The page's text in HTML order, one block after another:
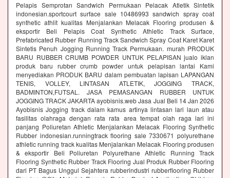
Pelapis Semprotan Sandwich Permukaan Pelacak Atletik Sintetik
indonesian.sportcourt surface sale 10486993 sandwich spray coat
synthetic athlit kualitas Menjalankan Melacak Flooring produsen &
eksportir Beli Pelapis Coat Synthetic Athletic Track Surface,
Prefabricated Rubber Running Track Sandwich Spray Coat Karet Karet
Sintetis Penuh Jogging Running Track Permukaan. murah PRODUK
BARU RUBBER CRUMB POWDER UNTUK PELAPISAN jualo iklan
produk baru rubber crumb powder untuk pelapisan lantai Kami
menyediakan PRODUK BARU dalam pembuatan lapisan LAPANGAN
TENIS, VOLLEY, LINTASAN ATLETIK, JOGGING TRACK,
BADMINTON,FUTSAL. JASA PEMASANGAN RUBBER UNTUK
JOGGING TRACK JAKARTA ayobisnis.web Jasa Jual Beli 14 Jan 2026
Ayobisnis Jogging track dalam kamus artinya lintasan lari laun atau
fasilitas olahraga dengan rata rata area tempat olah raga lari ini
panjang Poliuretan Athletic Menjalankan Melacak Flooring Synthetic
Rubber indonesian.runningtrack flooring sale 7330671 polyurethane
athletic running track kualitas Menjalankan Melacak Flooring produsen
& eksportir Beli Poliuretan Polyurethane Athletic Running Track
Flooring Synthetic Rubber Track Flooring Jual Produk Rubber Flooring
dari PT Bagus Unggul Sejahtera rubberindustri rubberflooring Rubber